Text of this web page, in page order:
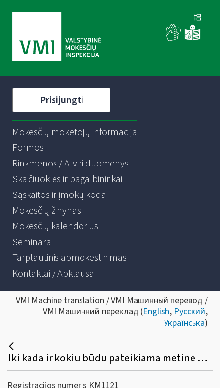
Prisijungti
Mokesčių mokėtojų informacija
Formos
Rinkmenos / Atviri duomenys
Skaičiuoklės ir pagalbininkai
Sąskaitos ir įmokų kodai
Mokesčių žinynas
Mokesčių kalendorius
Seminarai
Tarptautinis apmokestinimas
Kontaktai / Apklausa
VMI Machine translation / VMI Машинный перевод /
VMI Машинний переклад (English, Русский,
Українська)
Iki kada ir kokiu būdu pateikiama metinė PVM deklaracija (FR0516) ir jos priedas (FR0516A)?
Registracijos numeris KM1121